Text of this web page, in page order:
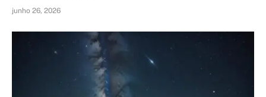
junho 26, 2026